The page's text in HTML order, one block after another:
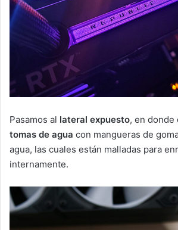
Pasamos al lateral expuesto, en donde
tomas de agua con mangueras de
agua, las cuales están malladas para
internamente.